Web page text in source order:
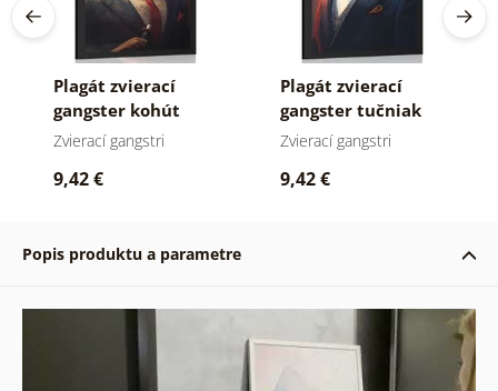
Plagát zvierací
gangster kohút
Zvierací gangstri
9,42 €
Plagát zvierací
gangster tučniak
Zvierací gangstri
9,42 €
Popis produktu a parametre